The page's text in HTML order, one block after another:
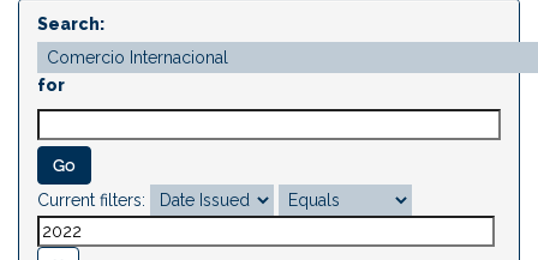
Search:
for
Current filters: